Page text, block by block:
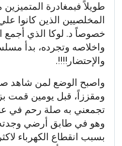
طويلاً فبمغادرة المتميزين
المخلصيين الذين كانوا
خصوصاً د. لوكا الذي أجمع
واخلاصه وتجرده، بدأ
والإحتضار!!!!.
واصبح الوضع لمن شاهد
ومقززاً، قبل يومين قمت
تجمعني به صلة رحم في
وهو في طابق أرضي